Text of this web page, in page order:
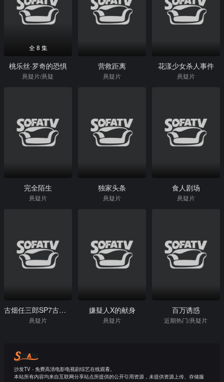
全 8 集
桃乐丝·罗奇的恐惧
悬疑片/悬疑
营救距离
悬疑片
花漾少女杀人事件
悬疑片
完全陌生
悬疑片
独家头条
悬疑片
食人剧场
悬疑片
古畑任三郎SP7古畑中学生
悬疑片
嫌疑人X的献身
悬疑片
百万诱惑
近期热门/悬疑片
沙发TV - 免费高清电影电视剧综艺在线观看。
本站所有内容均来自互联网分享站点所提供的公开引用资源，未提供资源上传、存储服